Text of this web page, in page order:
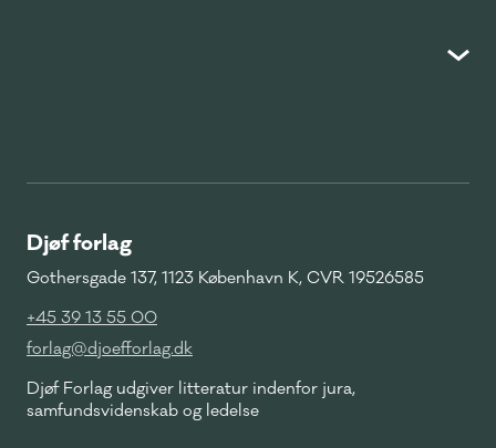
Djøf forlag
Gothersgade 137, 1123 København K, CVR 19526585
+45 39 13 55 00
forlag@djoefforlag.dk
Djøf Forlag udgiver litteratur indenfor jura,
samfundsvidenskab og ledelse